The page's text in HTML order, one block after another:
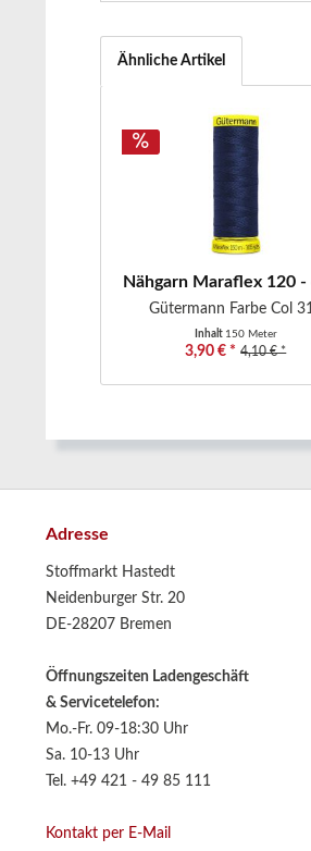
Ähnliche Artikel
Nähgarn Maraflex 120
Gütermann Farbe Col
Inhalt 150 Meter
3,90 € * 4,10 € *
Adresse
Stoffmarkt Hastedt
Neidenburger Str. 20
DE-28207 Bremen
Öffnungszeiten Ladengeschäft
& Servicetelefon:
Mo.-Fr. 09-18:30 Uhr
Sa. 10-13 Uhr
Tel. +49 421 - 49 85 111
Kontakt per E-Mail